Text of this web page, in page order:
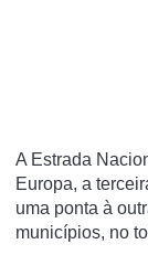
A Estrada
Europa, a
uma ponta à
municípios, no